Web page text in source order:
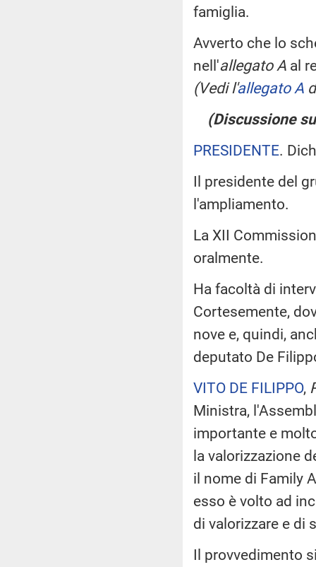
famiglia.
Avverto che lo
nell'allegato A al
(Vedi l'allegato A
(Discussione
PRESIDENTE.
Il presidente del
l'ampliamento.
La XII
oralmente.
Ha facoltà di
Cortesemente,
nove e, quindi,
deputato De
VITO DE FILIPPO,
Ministra,
importante e
la valorizzazione
il nome di Family
esso è volto ad
di valorizzare e di
Il provvedimento